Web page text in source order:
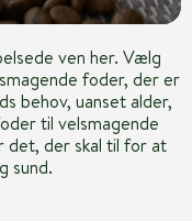
ven her. Vælg
foder, der er
behov, uanset alder,
til velsmagende
det, der skal til for at
sund.